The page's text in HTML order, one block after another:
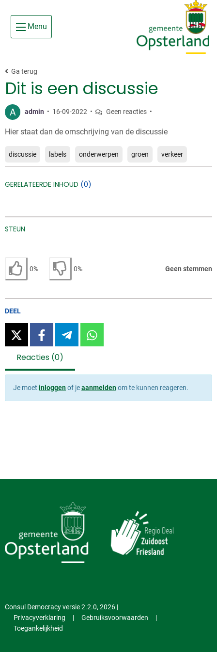
naar
inhoud
Menu
Ga terug
Dit is een discussie
A admin • 16-09-2022 • Geen reacties •
Hier staat dan de omschrijving van de discussie
discussie labels onderwerpen groen verkeer
GERELATEERDE INHOUD (0)
STEUN
Ik ben het eens
0%
Ik ben het oneens
0% Geen stemmen
DEEL
twitter facebook telegram
Reacties (0)
Je moet inloggenof jeaanmeldenom te kunnen reageren.
Consul Democracy versie 2.2.0, 2026 |
Privacyverklaring
| Gebruiksvoorwaarden
|
Toegankelijkheid